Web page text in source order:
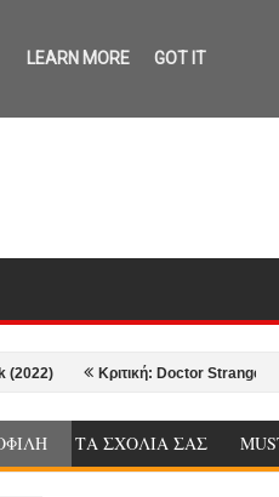
Κριτική: Doctor Strange in the
ΤΑ ΣΧΟΛΙΑ ΣΑΣ
LEARN MORE GOT IT